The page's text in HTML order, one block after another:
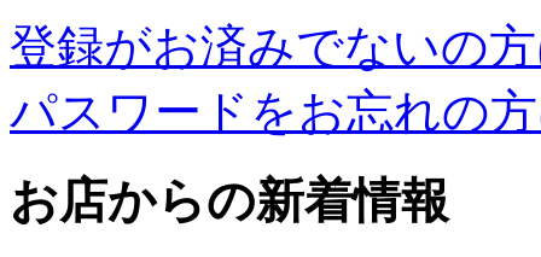
登録がお済みでないの
パスワードをお忘れの
お店からの新着情報